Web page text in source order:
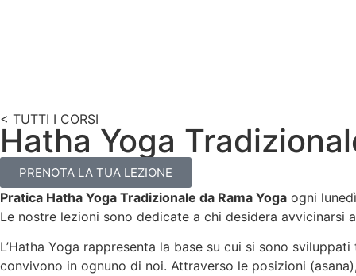
< TUTTI I CORSI
Hatha Yoga
PRENOTA LA TUA LEZIONE
Pratica Hatha Yoga Tradizionale da Rama Yoga ogni
Le nostre lezioni sono dedicate a chi desidera
L’Hatha Yoga rappresenta la base su cui si sono
convivono in ognuno di noi. Attraverso le posizioni